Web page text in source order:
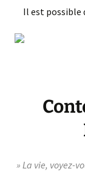
Il est possible
» La vie, voyez-